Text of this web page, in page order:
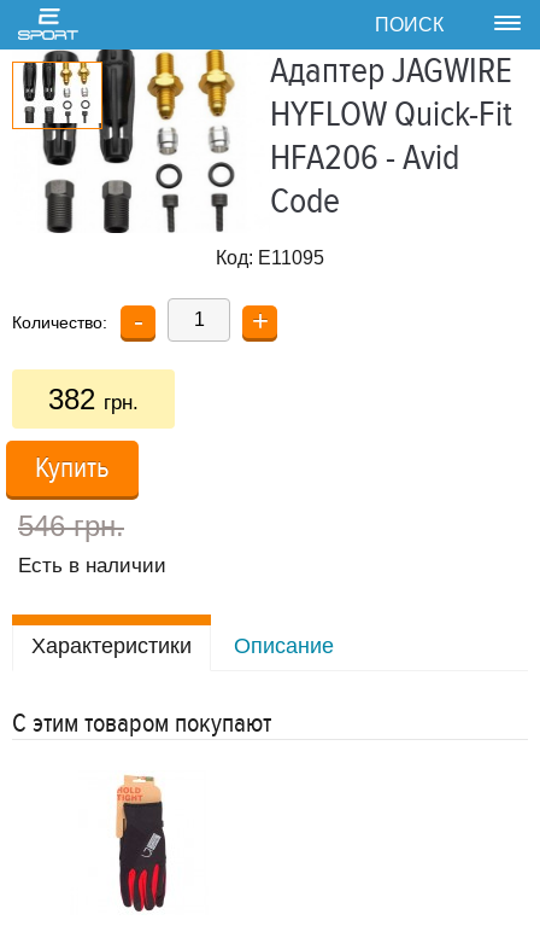
ПОИСК
Адаптер JAGWIRE
HYFLOW Quick-Fit
HFA206 - Avid
Code
Код: E11095
Количество: - +
382 грн.
Купить
546 грн.
Есть в наличии
Характеристики Описание
С этим товаром покупают